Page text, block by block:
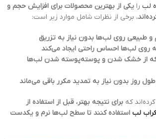
لب را یکی از بهترین محصولات برای افزایش حجم و
برخی از نظرات شامل موارد زیر است:
و طبیعی روی لب‌ها بدون نیاز به تزریق
روی لب‌ها احساس راحتی ایجاد می‌کند
که از خشک شدن و پوسته‌پوسته شدن لب‌ها
طول روز بدون نیاز به تمدید مکرر باقی می‌ماند
که برای نتیجه بهتر، قبل از استفاده از
لب استفاده کنند تا سطح لب‌ها نرم و یکدست